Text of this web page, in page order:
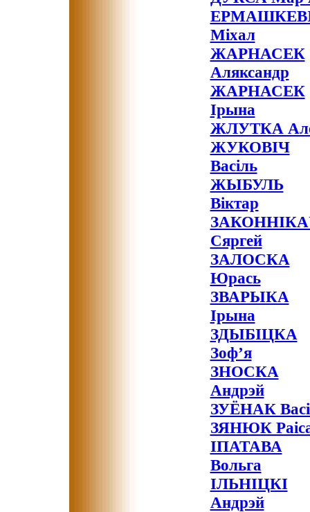
Міхал
ЖАРНАСЕК
Аляксандр
ЖАРНАСЕК
Ірына
ЖЛУТКА
ЖУКОВІЧ
Васіль
ЖЫБУЛЬ
Віктар
Сяргей
ЗАЛОСКА
Юрась
ЗВАРЫКА
Ірына
ЗДЫБІЦКА
Зоф’я
ЗНОСКА
Андрэй
ЗУЁНАК
ЗЯНЮК
ІПАТАВА
Вольга
ІЛЬНІЦКІ
Андрэй